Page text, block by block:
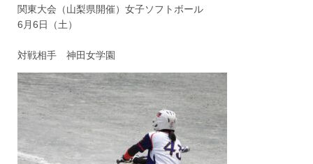
関東大会（山梨県開催）女子ソフトボール
6月6日（土）
対戦相手 神田女学園